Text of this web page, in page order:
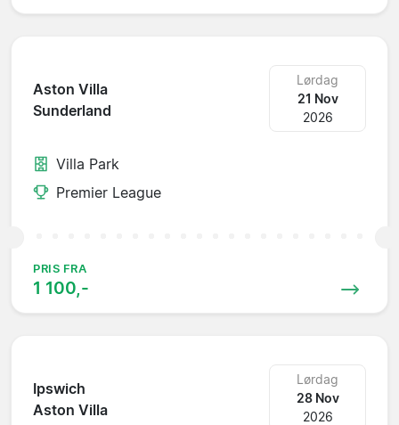
Aston Villa
Sunderland
Lørdag
21 Nov
2026
Villa Park
Premier League
PRIS FRA
1 100,-
Ipswich
Aston Villa
Lørdag
28 Nov
2026